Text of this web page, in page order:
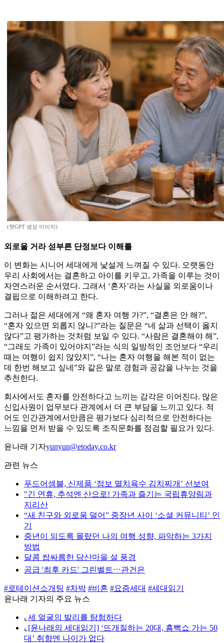
(챗GPT 생성 이미지)
외로울 거라 섣부른 단정보다 이해를
이 변화는 시니어 세대에게 낯설게 느껴질 수 있다. 오랫동안
우리 사회에서는 결혼하고 아이를 키우고, 가족을 이루는 것이
자연스러운 순서였다. 그래서 ‘혼자’라는 사실을 외로움이나
결핍으로 이해하려고 한다.
그러나 젊은 세대에게 “왜 혼자 여행 가?”, “결혼은 안 해?”,
“혼자 있으면 외롭지 않니?”라는 질문은 “네 삶과 선택이 옳지
않다”고 평가하는 것처럼 보일 수 있다. “사람은 결혼해야 해”,
“그래도 가족이 있어야지”라는 식의 일방적인 조언보다 “우리
때는 여행이 쉽지 않았지”, “나는 혼자 여행을 해본 적이 없는
데 한번 해보고 싶네”와 같은 말로 경험과 공감을 나누는 것을
추천한다.
회사에서도 혼자를 안전하다고 느끼는 감각은 이어진다. 많은
신입사원이 업무보다 관계에서 더 큰 부담을 느끼고 있다. 적
어도 인간관계에서만큼은 평가보다 심리적으로 안전하다는
느낌을 먼저 받을 수 있도록 조직문화를 점검할 필요가 있다.
윤나래 기자yunyun@etoday.co.kr
관련 뉴스
푸드어셈블, 신제품 ‘점보 멸치육수 김치찌개’ 선보여
"긴 연휴, 추석엔 산으로! 가족과 즐기는 국립휴양림과
지리산
“새 친구와 외로움 덜어” 중장년 사이 ‘소셜 커뮤니티’ 인
기
중년이 되도록 몰랐던 나의 여행 성향, 파악하는 3가지
방법
달콤 쌉싸름한 당산마을 설 풍경
공급 '최후 카드' 그린벨트⋯관건은
#로테이션소개팅 #차박 #비혼 #요즘세대 #세대읽기
윤나래 기자의 주요 뉴스
⌞ 세 얼굴의 발리를 탐험하다
⌞ [윤나래의 세대읽기] ‘뜨개질하는 20대, 흠뻑쇼 가는 50
대’ 취향엔 나이가 없다